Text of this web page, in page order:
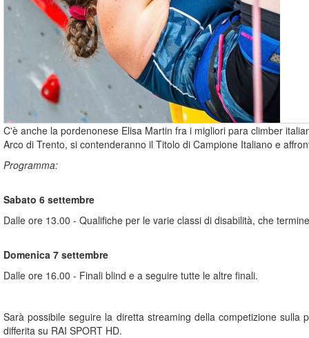
C'è anche la pordenonese Elisa Martin fra i migliori para climber
Arco di Trento, si contenderanno il Titolo di Campione Italiano e
Programma:
Sabato 6 settembre
Dalle ore 13.00 - Qualifiche per le varie classi di disabilità, che
Domenica 7 settembre
Dalle ore 16.00 - Finali blind e a seguire tutte le altre finali.
Sarà possibile seguire la diretta streaming della competizione sulla
differita su RAI SPORT HD.